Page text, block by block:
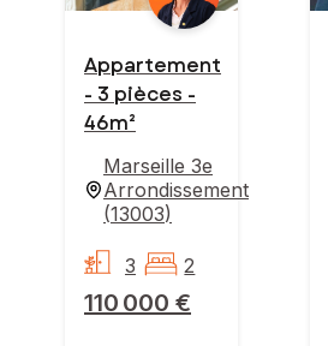
Appartement
- 3 pièces -
46m²
Marseille 3e
Arrondissement
(13003)
110 000 €
3 2